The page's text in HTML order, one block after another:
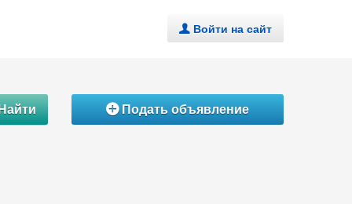
. Войти на сайт
ÁПодать объявление